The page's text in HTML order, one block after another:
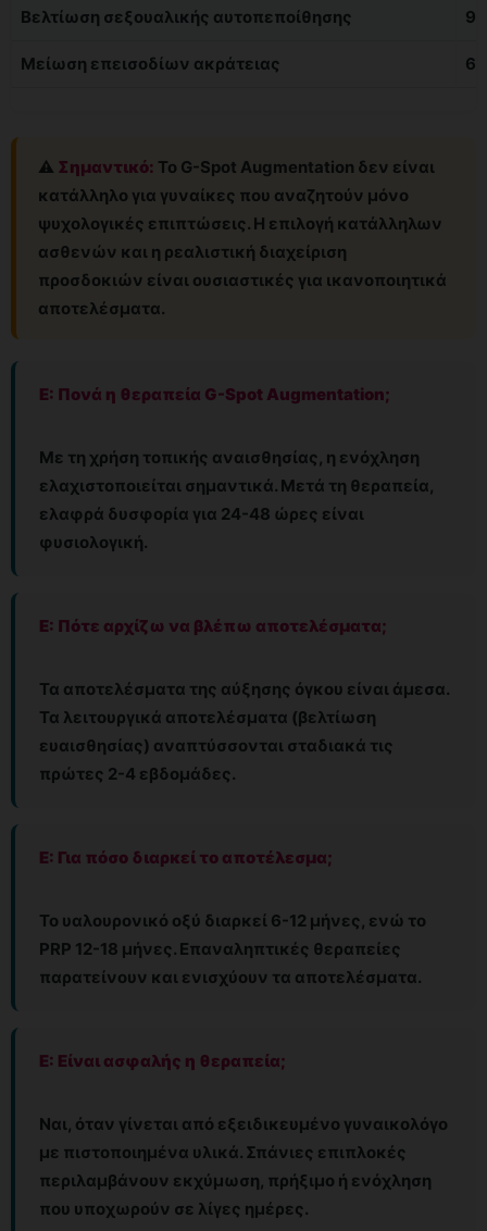
Βελτίωση σεξουαλικής αυτοπεποίθησης
Μείωση επεισοδίων ακράτειας
⚠️ Σημαντικό: Το G-Spot Augmentation δεν είναι
κατάλληλο για γυναίκες που αναζητούν μόνο
ψυχολογικές επιπτώσεις. Η επιλογή κατάλληλων
ασθενών και η ρεαλιστική διαχείριση
προσδοκιών είναι ουσιαστικές για ικανοποιητικά
αποτελέσματα.
Ε: Πονά η θεραπεία G-Spot Augmentation;
Με τη χρήση τοπικής αναισθησίας, η ενόχληση
ελαχιστοποιείται σημαντικά. Μετά τη θεραπεία,
ελαφρά δυσφορία για 24-48 ώρες είναι
φυσιολογική.
Ε: Πότε αρχίζω να βλέπω αποτελέσματα;
Τα αποτελέσματα της αύξησης όγκου είναι άμεσα.
Τα λειτουργικά αποτελέσματα (βελτίωση
ευαισθησίας) αναπτύσσονται σταδιακά τις
πρώτες 2-4 εβδομάδες.
Ε: Για πόσο διαρκεί το αποτέλεσμα;
Το υαλουρονικό οξύ διαρκεί 6-12 μήνες, ενώ το
PRP 12-18 μήνες. Επαναληπτικές θεραπείες
παρατείνουν και ενισχύουν τα αποτελέσματα.
Ε: Είναι ασφαλής η θεραπεία;
Ναι, όταν γίνεται από εξειδικευμένο γυναικολόγο
με πιστοποιημένα υλικά. Σπάνιες επιπλοκές
περιλαμβάνουν εκχύμωση, πρήξιμο ή ενόχληση
που υποχωρούν σε λίγες ημέρες.